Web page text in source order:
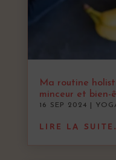
Ma routine
minceur et bien-
16 SEP 2024
LIRE LA